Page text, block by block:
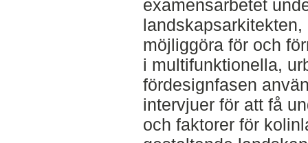
examensarbetet
möjliggöra för och
i multifunktionella,
fördesignfasen
intervjuer för att få
och faktorer för